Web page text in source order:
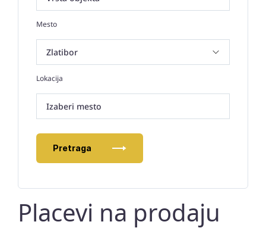
Mesto
Lokacija
Izaberi mesto
Pretraga
Placevi na prodaju